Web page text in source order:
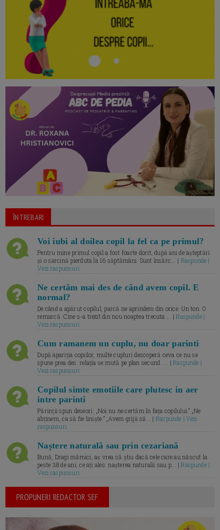
ÎNTREBARI
Voi iubi al doilea copil la fel ca pe primul?
Pentru mine primul copil a fost foarte dorit, după ani de așteptări
și o sarcină pierduta la 16 săptămâni. Sunt însărc... | Raspunde |
Vezi raspunsuri
Ne certăm mai des de când avem copil. E
normal?
De când a apărut copilul, parcă ne aprindem din orice. Un ton. O
remarcă. Cine s-a trezit din nou noaptea trecuta.... |Raspunde |
Vezi raspunsuri
Cum ramanem un cuplu, nu doar parinti
După apariția copiilor, multe cupluri descoperă ceva ce nu se
spune prea des: relația se mută pe plan secund. ... |Raspunde |
Vezi raspunsuri
Copilul simte emotiile care plutesc in aer
intre parinti
Părinții spun deseori: „Noi nu ne certăm în fața copilului.” „Ne
abținem, ca să fie liniște.” „Avem grijă să... | Raspunde | Vezi
raspunsuri
Naștere naturală sau prin cezariană
Bună, Dragi mămici, aș vrea să știu dacă cele care au născut la
peste 38 de ani, ce ați ales: nașterea naturală sau p... |Raspunde |
Vezi raspunsuri
PROPUNERI REDACTOR SEF